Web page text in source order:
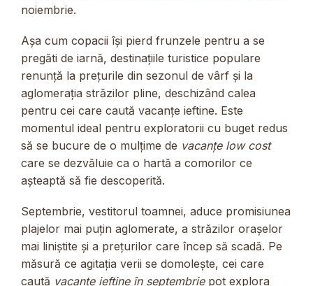
noiembrie.
Așa cum copacii își pierd frunzele pentru a se
pregăti de iarnă, destinațiile turistice populare
renunță la prețurile din sezonul de vârf și la
aglomerația străzilor pline, deschizând calea
pentru cei care caută vacanțe ieftine. Este
momentul ideal pentru exploratorii cu buget redus
să se bucure de o mulțime de vacanțe low cost
care se dezvăluie ca o hartă a comorilor ce
așteaptă să fie descoperită.
Septembrie, vestitorul toamnei, aduce promisiunea
plajelor mai puțin aglomerate, a străzilor orașelor
mai liniștite și a prețurilor care încep să scadă. Pe
măsură ce agitația verii se domolește, cei care
caută vacanțe ieftine în septembriepot explora